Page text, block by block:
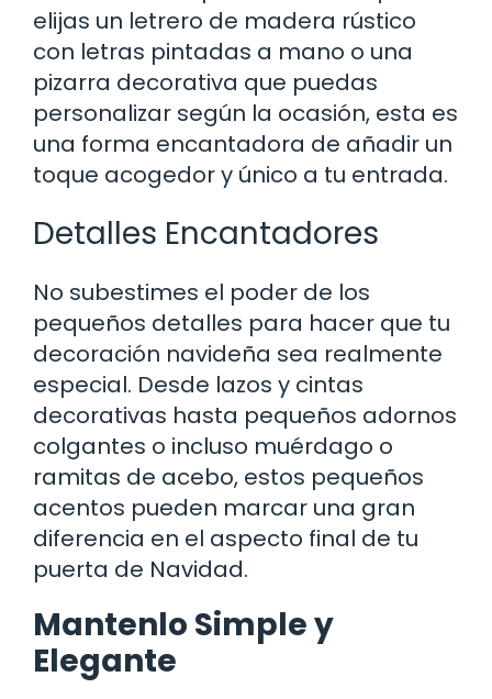
elijas un letrero de madera rústico
con letras pintadas a mano o una
pizarra decorativa que puedas
personalizar según la ocasión, esta es
una forma encantadora de añadir un
toque acogedor y único a tu entrada.
Detalles Encantadores
No subestimes el poder de los
pequeños detalles para hacer que tu
decoración navideña sea realmente
especial. Desde lazos y cintas
decorativas hasta pequeños adornos
colgantes o incluso muérdago o
ramitas de acebo, estos pequeños
acentos pueden marcar una gran
diferencia en el aspecto final de tu
puerta de Navidad.
Mantenlo Simple y
Elegante